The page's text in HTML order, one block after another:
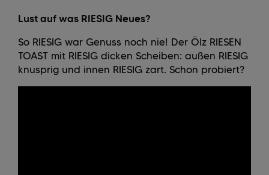
Lust auf was RIESIG Neues?
So RIESIG war Genuss noch nie! Der Ölz RIESEN
TOAST mit RIESIG dicken Scheiben: außen RIESIG
knusprig und innen RIESIG zart. Schon probiert?